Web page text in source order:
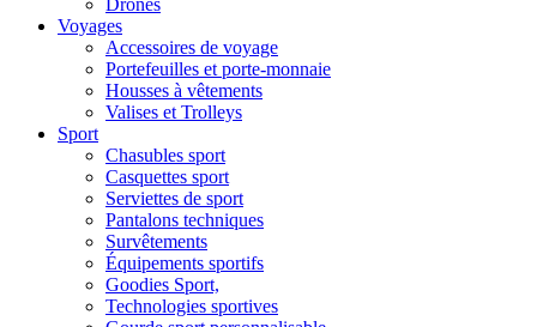
Voyages
Accessoires de voyage
Portefeuilles et porte-monnaie
Housses à vêtements
Valises et Trolleys
Sport
Chasubles sport
Casquettes sport
Serviettes de sport
Pantalons techniques
Survêtements
Équipements sportifs
Goodies Sport,
Technologies sportives